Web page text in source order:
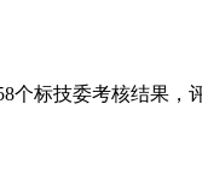
个标技委考核结果，